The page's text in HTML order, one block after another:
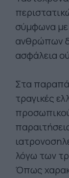
σύμφωνα με
ανθρώπων
ασφάλεια
Στα
τραγικές
λόγω των
Όπως